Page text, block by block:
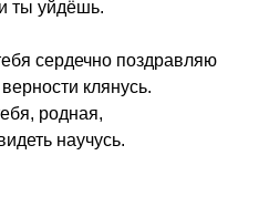
ты уйдёшь.
сердечно поздравляю
клянусь.
родная,
научусь.